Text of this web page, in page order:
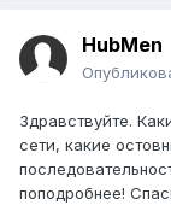
HubMen
Здравствуйте.
сети, какие
поподробнее!